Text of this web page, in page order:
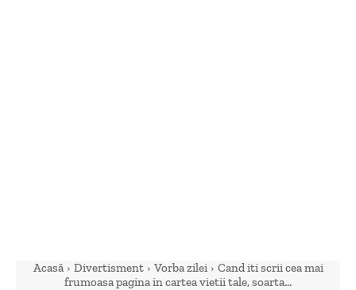
Acasă Divertisment Vorba zilei
Cand iti scrii cea mai
frumoasa pagina in cartea vietii tale, soarta...